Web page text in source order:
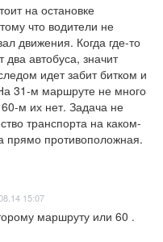
на остановке
что водители не
движения. Когда где-то
два автобуса, значит
идет забит битком и
31-м маршруте не много
м их нет. Задача не
транспорта на каком-
прямо противоположная.
15:07
маршруту или 60 .